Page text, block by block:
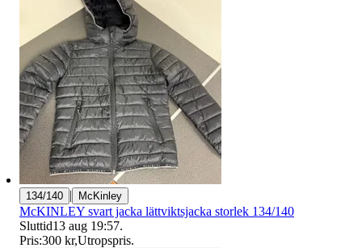
134/140 | McKinley
McKINLEY svart jacka lättviktsjacka storlek 134/140
Sluttid13 aug 19:57.
Pris:300 kr,Utropspris.